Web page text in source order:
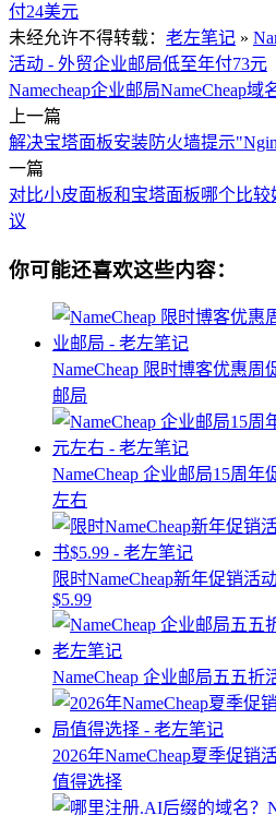
付24美元
未经允许不得转载： 老左笔记 »
活动 - 外贸企业邮局低至年付73元
Namecheap企业邮局NameCheap域
上一篇
解决宝塔面板安装防火墙提示
一篇
对比小皮面板和宝塔面板哪个比
议
你可能还喜欢这些内容：
NameCheap 限时博客优惠
邮局
NameCheap 企业邮局15周
左右
限时NameCheap新年促销活
$5.99
NameCheap 企业邮局五五
2026年NameCheap夏季促销
值得选择